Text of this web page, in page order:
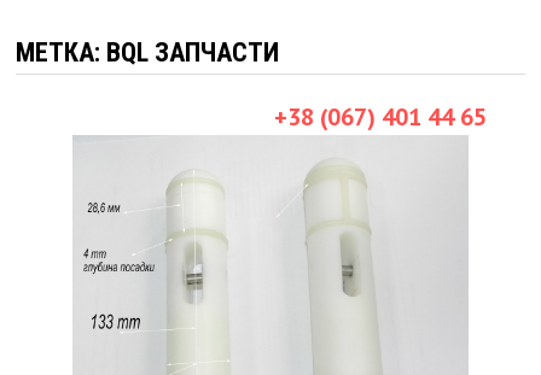
+38 (067) 401 44 65
МЕТКА: BQL ЗАПЧАСТИ